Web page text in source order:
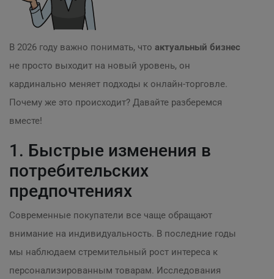
В 2026 году важно понимать, что актуальный бизнес
не просто выходит на новый уровень, он
кардинально меняет подходы к онлайн-торговле.
Почему же это происходит? Давайте разберемся
вместе!
1. Быстрые изменения в
потребительских
предпочтениях
Современные покупатели все чаще обращают
внимание на индивидуальность. В последние годы
мы наблюдаем стремительный рост интереса к
персонализированным товарам. Исследования